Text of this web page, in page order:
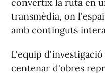
convertix la ruta en
transmèdia, on
amb continguts
L'equip
centenar d'obres